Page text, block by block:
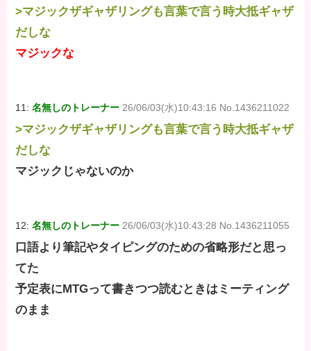
>マジックザギャザリングも言葉で言う時大抵ギャザ
だしな
マジックな
11:名無しのトレーナー 26/06/03(水)10:43:16 No.1436211022
>マジックザギャザリングも言葉で言う時大抵ギャザ
だしな
マジックじゃないのか
12:名無しのトレーナー 26/06/03(水)10:43:28 No.1436211055
口語より筆記やタイピングのための省略形だと思っ
てた
予定表にMTGって書きつつ読むときはミーティング
のまま